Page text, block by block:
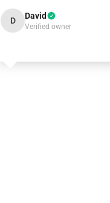
D David
Verified owner